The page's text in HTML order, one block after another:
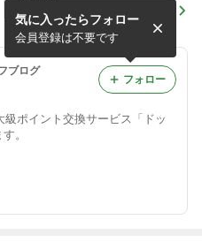
ドットマネーのためるサービ
スに「VETPEER（ベットピ
ア）」が追加されました！
ブログ
ポイント交換サービス「ドッ
。
気に入ったらフォロー
会員登録は不要です
フォロー